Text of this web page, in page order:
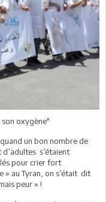
oxygène"
quand un bon nombre de
d’adultes s’étaient
pour crier fort
» au Tyran, on s’était dit
peur » !